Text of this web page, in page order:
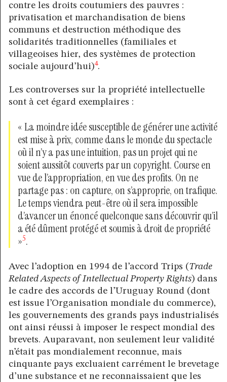
contre les droits coutumiers des pauvres :
privatisation et marchandisation de biens
communs et destruction méthodique des
solidarités traditionnelles (familiales et
villageoises hier, des systèmes de protection
sociale aujourd’hui)4.
Les controverses sur la propriété intellectuelle
sont à cet égard exemplaires :
« La moindre idée susceptible de générer une activité
est mise à prix, comme dans le monde du spectacle
où il n’y a pas une intuition, pas un projet qui ne
soient aussitôt couverts par un copyright. Course en
vue de l’appropriation, en vue des profits. On ne
partage pas : on capture, on s’approprie, on trafique.
Le temps viendra peut-être où il sera impossible
d’avancer un énoncé quelconque sans découvrir qu’il
a été dûment protégé et soumis à droit de propriété
»5.
Avec l’adoption en 1994 de l’accord Trips (Trade
Related Aspects of Intellectual Property Rights) dans
le cadre des accords de l’Uruguay Round (dont
est issue l’Organisation mondiale du commerce),
les gouvernements des grands pays industrialisés
ont ainsi réussi à imposer le respect mondial des
brevets. Auparavant, non seulement leur validité
n’était pas mondialement reconnue, mais
cinquante pays excluaient carrément le brevetage
d’une substance et ne reconnaissaient que les